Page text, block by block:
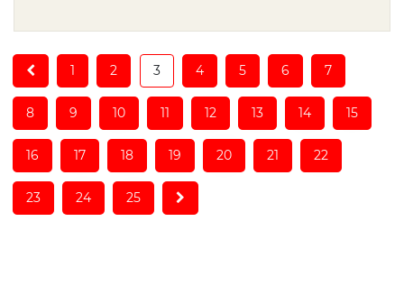
1 2 3(current)
4 5 6 7
8 9 10 11 12 13 14 15
16 17 18 19 20 21 22
23 24 25